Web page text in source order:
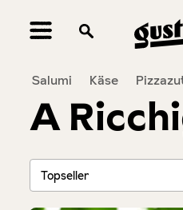
springen
Salumi Käse
A